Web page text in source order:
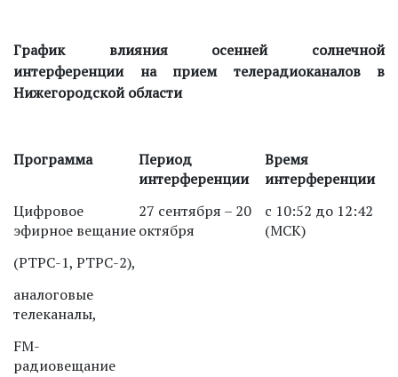
График влияния осенней солнечной
интерференции на прием телерадиоканалов в
Нижегородской области
Программа
Период
интерференции
Время
интерференции
Цифровое
эфирное вещание
(РТРС-1, РТРС-2),
аналоговые
телеканалы,
FM-
радиовещание
27 сентября – 20
октября
с 10:52 до 12:42
(МСК)